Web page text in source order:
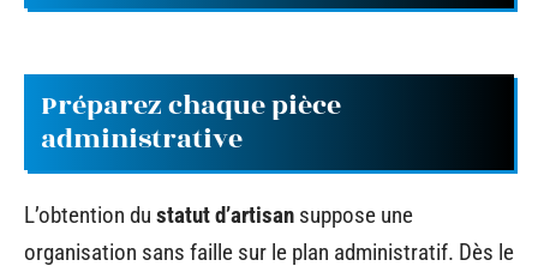
Préparez chaque pièce
administrative
L’obtention du statut d’artisan suppose une
organisation sans faille sur le plan administratif. Dès le